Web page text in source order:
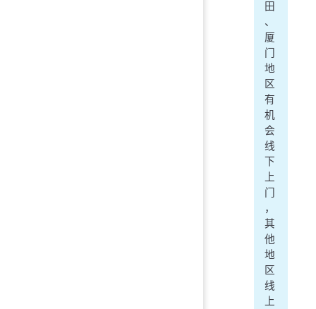
田
、
厦
门
地
区
有
机
会
线
下
上
门
，
其
他
地
区
线
上